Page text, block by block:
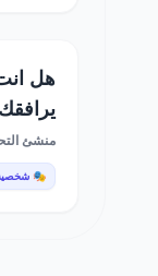
هل
منشئ
🎭